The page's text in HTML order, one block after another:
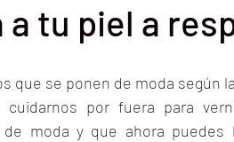
a tu piel a
que se ponen de moda según
por fuera para
de moda y que ahora